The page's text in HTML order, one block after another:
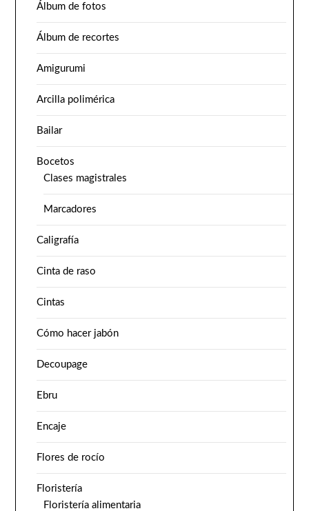
Álbum de fotos
Álbum de recortes
Amigurumi
Arcilla polimérica
Bailar
Bocetos
Clases magistrales
Marcadores
Caligrafía
Cinta de raso
Cintas
Cómo hacer jabón
Decoupage
Ebru
Encaje
Flores de rocío
Floristería
Floristería alimentaria